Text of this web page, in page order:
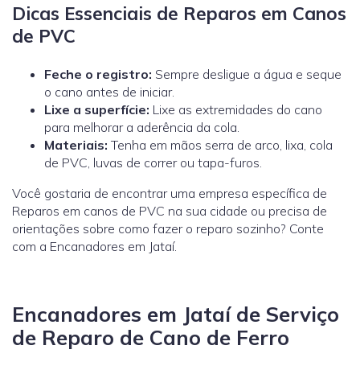
Dicas Essenciais de Reparos em Canos
de PVC
Feche o registro: Sempre desligue a água e seque
o cano antes de iniciar.
Lixe a superfície: Lixe as extremidades do cano
para melhorar a aderência da cola.
Materiais: Tenha em mãos serra de arco, lixa, cola
de PVC, luvas de correr ou tapa-furos.
Você gostaria de encontrar uma empresa específica de
Reparos em canos de PVC na sua cidade ou precisa de
orientações sobre como fazer o reparo sozinho? Conte
com a Encanadores em Jataí.
Encanadores em Jataí de Serviço
de Reparo de Cano de Ferro